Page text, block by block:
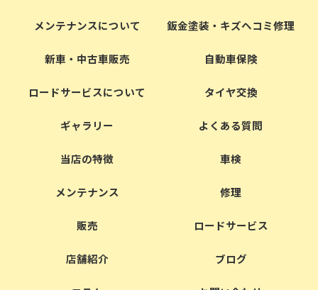
メンテナンスについて 鈑金塗装・キズヘコミ修理
新車・中古車販売 自動車保険
ロードサービスについて タイヤ交換
ギャラリー よくある質問
当店の特徴 車検
メンテナンス 修理
販売 ロードサービス
店舗紹介 ブログ